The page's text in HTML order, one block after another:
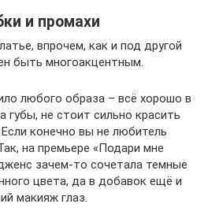
и промахи
впрочем, как и под другой
быть многоакцентным.
любого образа – всё хорошо в
губы, не стоит сильно красить
конечно вы не любитель
на премьере «Подари мне
зачем-то сочетала темные
цвета, да в добавок ещё и
макияж глаз.